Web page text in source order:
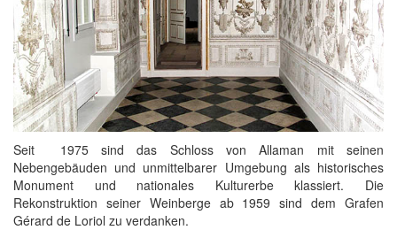
Seit 1975 sind das Schloss von Allaman mit seinen
Nebengebäuden und unmittelbarer Umgebung als historisches
Monument und nationales Kulturerbe klassiert. Die
Rekonstruktion seiner Weinberge ab 1959 sind dem Grafen
Gérard de Loriol zu verdanken.